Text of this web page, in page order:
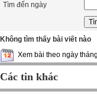
Tìm đến ngày
Không tìm thấy bài viết nào
Xem bài theo ngày tháng
Các tin khác